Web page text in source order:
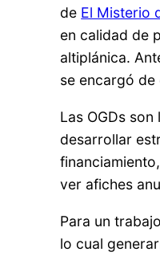
de El Misterio
en calidad de
altiplánica.
se encargó de
Las OGDs
desarrollar
ver afiches
Para un
lo cual